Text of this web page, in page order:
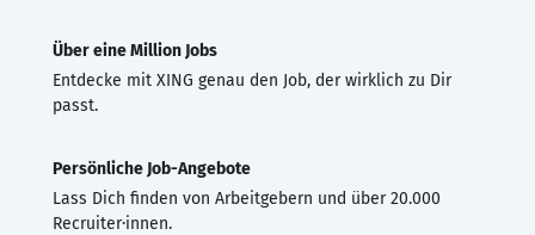
Über eine Million Jobs
Entdecke mit XING genau den Job, der wirklich zu Dir
passt.
Persönliche Job-Angebote
Lass Dich finden von Arbeitgebern und über 20.000
Recruiter·innen.